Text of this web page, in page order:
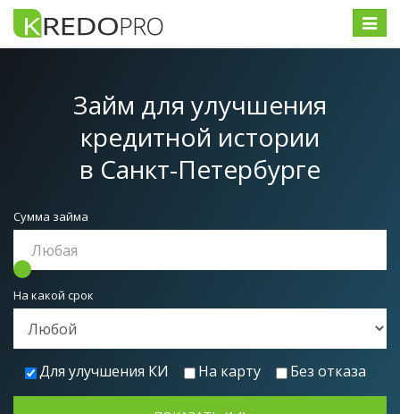
Меню
Займ для улучшения
кредитной истории
в Санкт-Петербурге
Сумма займа
На какой срок
Для улучшения КИ На карту Без отказа